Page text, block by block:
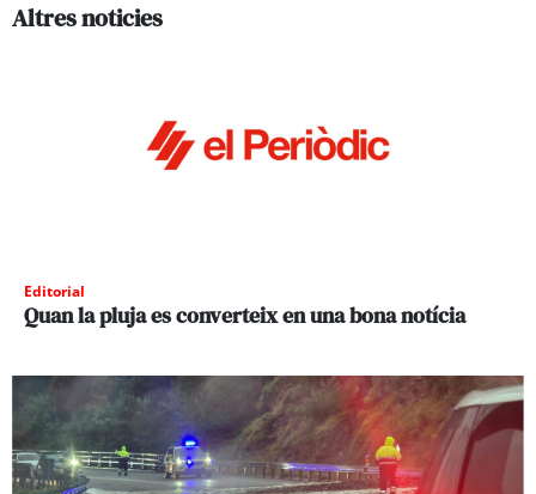
Altres noticies
Editorial
Quan la pluja es converteix en una bona notícia